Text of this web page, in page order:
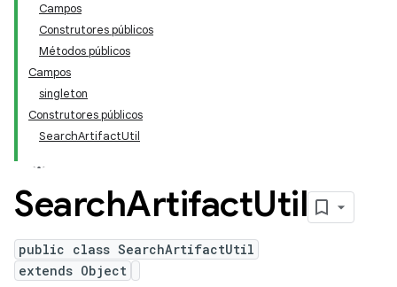
Campos
Construtores públicos
Métodos públicos
Campos
singleton
Construtores públicos
SearchArtifactUtil
SearchArtifactUtil
public class SearchArtifactUtil
extends Object